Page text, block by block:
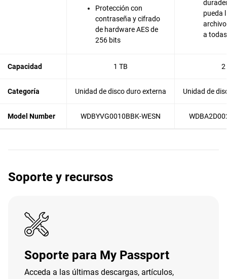
Protección con
contraseña y cifrado
de hardware AES de
256 bits
pueda
a
Capacidad 1 TB 2
Categoría Unidad de disco duro externa Unidad de
Model Number WDBYVG0010BBK-WESN
Soporte y recursos
Soporte para My Passport
Acceda a las últimas descargas, artículos,